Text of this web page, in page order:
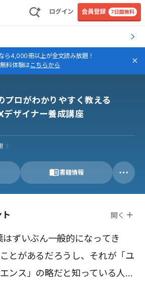
ログイン 会員登録 7日間無料
ら4,000冊以上が全文読み放題！
料体験はこちらから
プロがわかりやすく教える
デザイナー養成講座
書籍情報
開く
はずいぶん一般的になってき
とがあるだろうし、それが「ユ
ンス」の略だと知っている人も